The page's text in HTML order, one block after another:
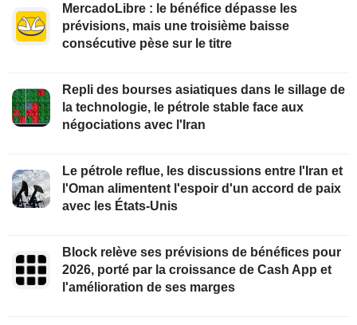
MercadoLibre : le bénéfice dépasse les
prévisions, mais une troisième baisse
consécutive pèse sur le titre
Repli des bourses asiatiques dans le sillage de
la technologie, le pétrole stable face aux
négociations avec l'Iran
Le pétrole reflue, les discussions entre l'Iran et
l'Oman alimentent l'espoir d'un accord de paix
avec les États-Unis
Block relève ses prévisions de bénéfices pour
2026, porté par la croissance de Cash App et
l'amélioration de ses marges